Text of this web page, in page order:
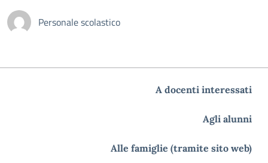
Personale scolastico
A docenti interessati
Agli alunni
Alle famiglie (tramite sito web)